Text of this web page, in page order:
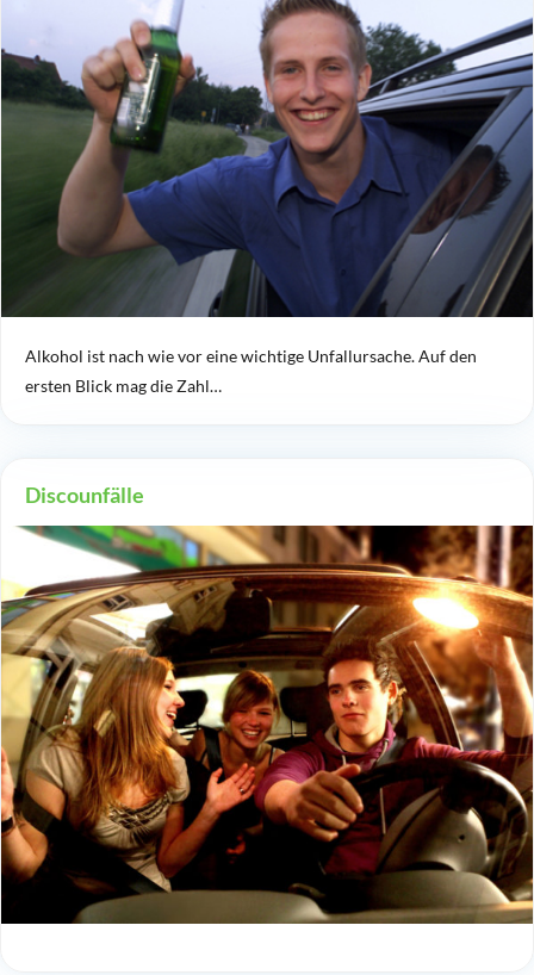
Alkohol ist nach wie vor eine wichtige Unfallursache. Auf den
ersten Blick mag die Zahl…
Discounfälle